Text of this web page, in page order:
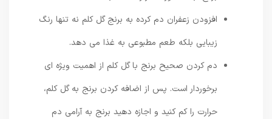
افزودن زعفران دم کرده به برنج گل کلم نه تنها رنگ
زیبایی بلکه طعم مطبوعی به غذا می دهد.
دم کردن صحیح برنج با گل کلم از اهمیت ویژه ای
برخوردار است. پس از اضافه کردن برنج به گل کلم،
حرارت را کم کنید و اجازه دهید برنج به آرامی دم